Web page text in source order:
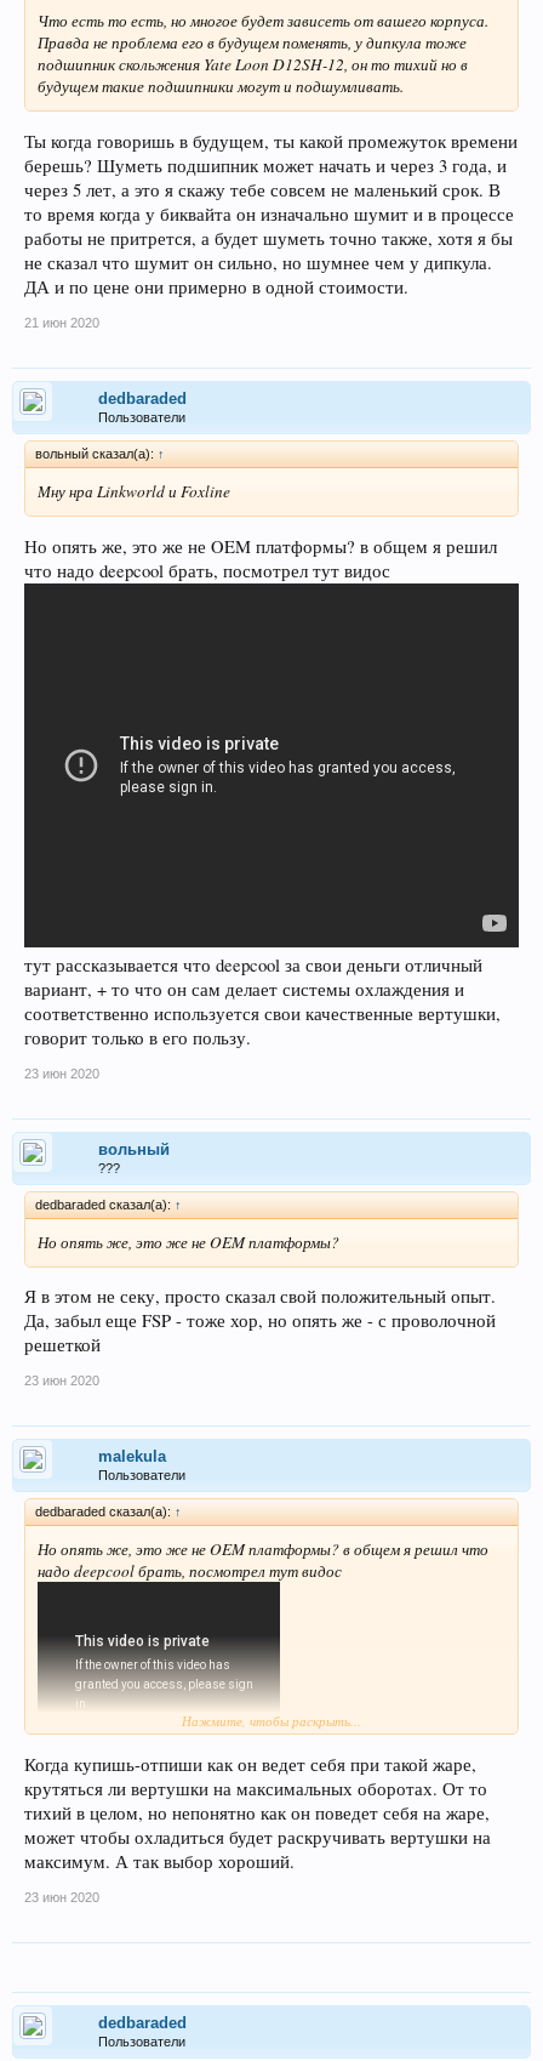
Что есть то есть, но многое будет зависеть от вашего корпуса.
Правда не проблема его в будущем поменять, у дипкула тоже
подшипник скольжения Yate Loon D12SH-12, он то тихий но в
будущем такие подшипники могут и подшумливать.
Ты когда говоришь в будущем, ты какой промежуток времени
берешь? Шуметь подшипник может начать и через 3 года, и
через 5 лет, а это я скажу тебе совсем не маленький срок. В
то время когда у биквайта он изначально шумит и в процессе
работы не притрется, а будет шуметь точно также, хотя я бы
не сказал что шумит он сильно, но шумнее чем у дипкула.
ДА и по цене они примерно в одной стоимости.
21 июн 2020
dedbaraded
Пользователи
вольный сказал(а): ↑
Мну нра Linkworld и Foxline
Но опять же, это же не OEM платформы? в общем я решил
что надо deepcool брать, посмотрел тут видос
тут рассказывается что deepcool за свои деньги отличный
вариант, + то что он сам делает системы охлаждения и
соответственно используется свои качественные вертушки,
говорит только в его пользу.
23 июн 2020
вольный
???
dedbaraded сказал(а): ↑
Но опять же, это же не OEM платформы?
Я в этом не секу, просто сказал свой положительный опыт.
Да, забыл еще FSP - тоже хор, но опять же - с проволочной
решеткой
23 июн 2020
malekula
Пользователи
dedbaraded сказал(а): ↑
Но опять же, это же не OEM платформы? в общем я решил что
надо deepcool брать, посмотрел тут видос
тут рассказывается что
deepcool за свои деньги отличный вариант, + то что он сам
делает системы охлаждения и соответственно используется свои
качественные вертушки, говорит только в его пользу.
Нажмите, чтобы раскрыть...
Когда купишь-отпиши как он ведет себя при такой жаре,
крутяться ли вертушки на максимальных оборотах. От то
тихий в целом, но непонятно как он поведет себя на жаре,
может чтобы охладиться будет раскручивать вертушки на
максимум. А так выбор хороший.
23 июн 2020
dedbaraded
Пользователи